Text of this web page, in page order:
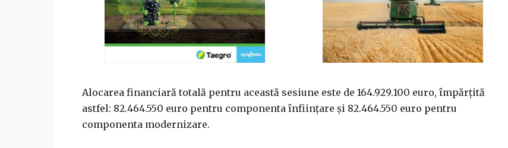
Alocarea financiară totală pentru această sesiune este de 164.929.100 euro, împărţită
astfel: 82.464.550 euro pentru componenta înfiinţare şi 82.464.550 euro pentru
componenta modernizare.